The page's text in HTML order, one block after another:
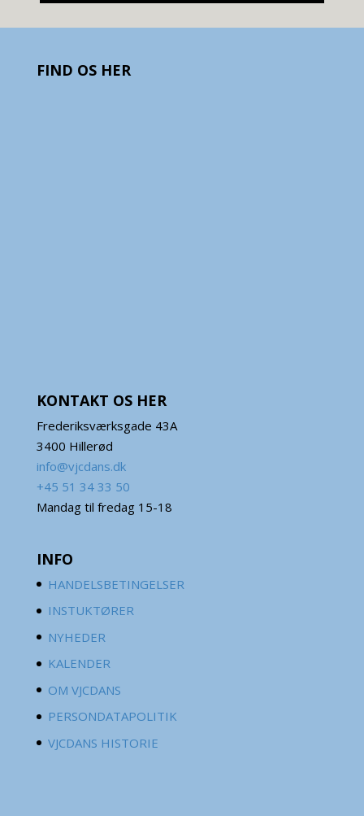
FIND OS HER
KONTAKT OS HER
Frederiksværksgade 43A
3400 Hillerød
info@vjcdans.dk
+45 51 34 33 50
Mandag til fredag 15-18
INFO
HANDELSBETINGELSER
INSTUKTØRER
NYHEDER
KALENDER
OM VJCDANS
PERSONDATAPOLITIK
VJCDANS HISTORIE